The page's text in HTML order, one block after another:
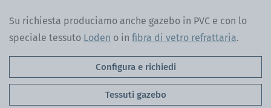
Su richiesta produciamo anche gazebo in PVC e con lo
speciale tessuto Loden o in fibra di vetro refrattaria.
Configura e richiedi
Tessuti gazebo